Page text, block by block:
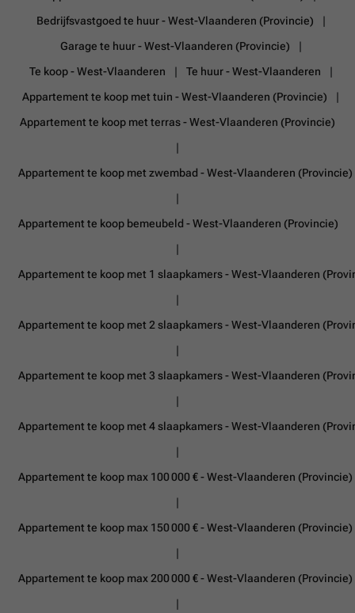
Bedrijfsvastgoed te huur - West-Vlaanderen (Provincie)
Garage te huur - West-Vlaanderen (Provincie)
Te koop - West-Vlaanderen
Te huur - West-Vlaanderen
Appartement te koop met tuin - West-Vlaanderen (Provincie)
Appartement te koop met terras - West-Vlaanderen (Provincie)
Appartement te koop met zwembad - West-Vlaanderen (Provincie)
Appartement te koop bemeubeld - West-Vlaanderen (Provincie)
Appartement te koop met 1 slaapkamers - West-Vlaanderen
Appartement te koop met 2 slaapkamers - West-Vlaanderen
Appartement te koop met 3 slaapkamers - West-Vlaanderen
Appartement te koop met 4 slaapkamers - West-Vlaanderen
Appartement te koop max 100 000 € - West-Vlaanderen (Provincie)
Appartement te koop max 150 000 € - West-Vlaanderen (Provincie)
Appartement te koop max 200 000 € - West-Vlaanderen (Provincie)